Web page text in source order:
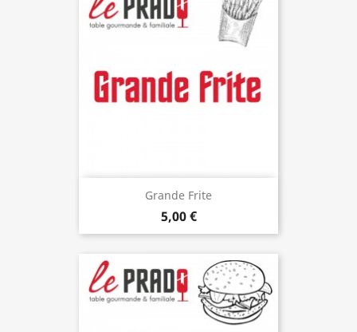
Grande Frite
5,00 €